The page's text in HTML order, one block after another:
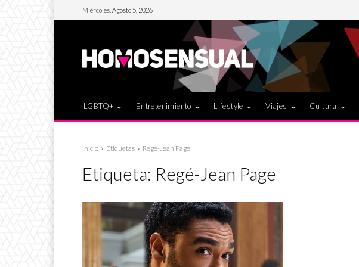
Miércoles, Agosto 5, 2026
LGBTQ+ Entretenimiento Lifestyle Viajes Cultura
Inicio Etiquetas Regé-Jean Page
Etiqueta: Regé-Jean Page